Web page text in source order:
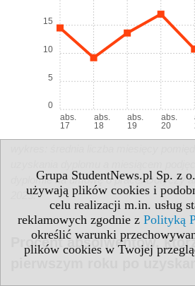
Grupa StudentNews.pl Sp. z
używają plików cookies i
celu realizacji m.in. usług
reklamowych zgodnie z Polityką
określić warunki
plików cookies w Twojej
abs.
17
abs.
18
abs.
19
abs.
20
0
5
10
15
dyplomie na umowę o pracę. Dotyczy
2023.
Procent absolwentów,